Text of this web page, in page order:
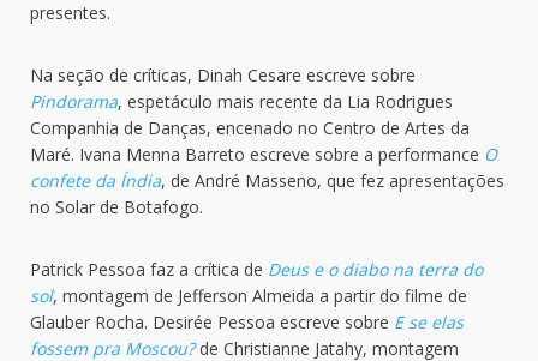
presentes.
Na seção de críticas, Dinah Cesare escreve sobre
Pindorama, espetáculo mais recente da Lia Rodrigues
Companhia de Danças, encenado no Centro de Artes da
Maré. Ivana Menna Barreto escreve sobre a performance O
confete da Índia, de André Masseno, que fez apresentações
no Solar de Botafogo.
Patrick Pessoa faz a crítica de Deus e o diabo na terra do
sol, montagem de Jefferson Almeida a partir do filme de
Glauber Rocha. Desirée Pessoa escreve sobre E se elas
fossem pra Moscou?de Christianne Jatahy, montagem